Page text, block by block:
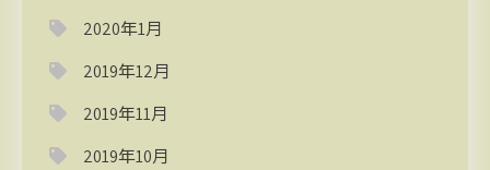
2020年1月
2019年12月
2019年11月
2019年10月